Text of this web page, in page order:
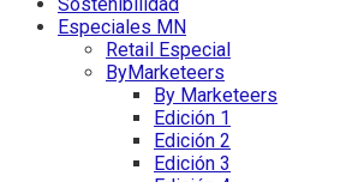
Especiales MN
Retail Especial
ByMarketeers
By Marketeers
Edición 1
Edición 2
Edición 3